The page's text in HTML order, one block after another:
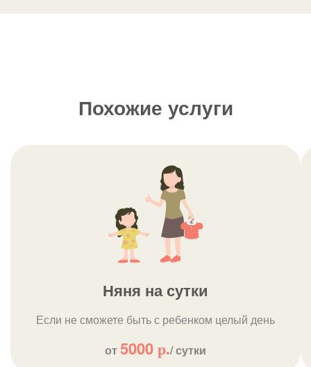
Похожие услуги
Няня на сутки
Если не сможете быть с ребенком целый день
от5000 р./ сутки